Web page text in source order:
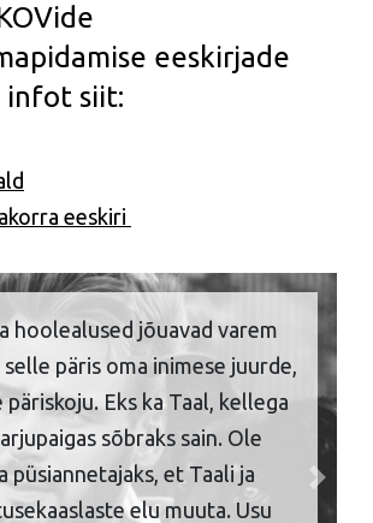
eeskirjade
infot siit:
eeskiri
hoolealused jõuavad varem
päris oma inimese juurde,
päriskoju. Eks ka Taal, kellega
sõbraks sain. Ole
püsiannetajaks, et Taali ja
elu muuta. Usu
Next